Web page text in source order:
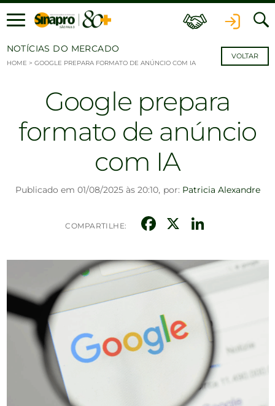
Ir para o conteúdo
NOTÍCIAS DO MERCADO
HOME > GOOGLE PREPARA FORMATO DE ANÚNCIO COM IA
VOLTAR
Google prepara
formato de anúncio
com IA
Publicado em 01/08/2025 às 20:10, por: Patricia Alexandre
COMPARTILHE: Facebook
X